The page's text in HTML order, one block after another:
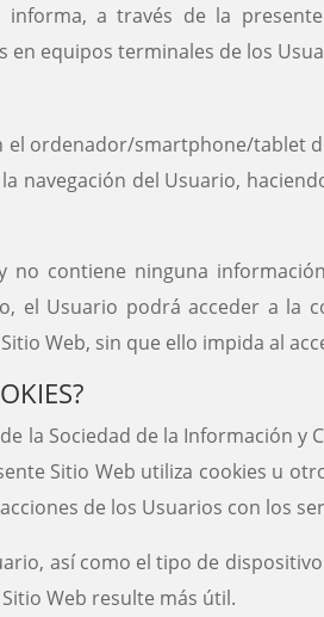
informa, a través de la
equipos terminales de los
el ordenador/smartphone/tablet
navegación del Usuario,
contiene ninguna
el Usuario podrá acceder a la
Web, sin que ello impida al
la Sociedad de la Información
Sitio Web utiliza cookies u
de los Usuarios con los
así como el tipo de
Web resulte más útil.